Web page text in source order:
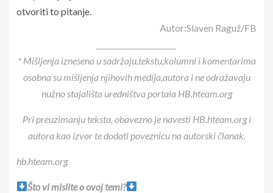
otvoriti to pitanje.
Autor:Slaven Raguž/FB
* Mišljenja iznesena u sadržaju,tekstu,kolumni i komentarima
osobna su mišljenja njihovih medija,autora i ne odražavaju
nužno stajališta uredništva portala HB.hteam.org
Pri preuzimanju teksta, obavezno je navesti HB.hteam.org i
autora kao izvor te dodati poveznicu na autorski članak.
hb.hteam.org
Što vi mislite o ovoj temi?